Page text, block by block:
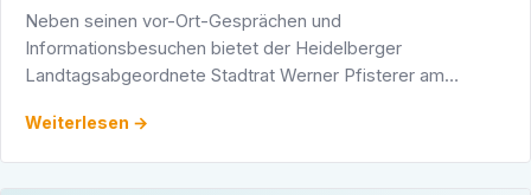
Neben seinen vor-Ort-Gesprächen und
Informationsbesuchen bietet der Heidelberger
Landtagsabgeordnete Stadtrat Werner Pfisterer am
seine dritte Bürgersprechstunde an.
Weiterlesen →